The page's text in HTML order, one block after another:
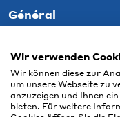
Général
Wir verwenden
Wir können diese zur
um unsere Webseite zu
anzuzeigen und Ihnen
bieten. Für weitere